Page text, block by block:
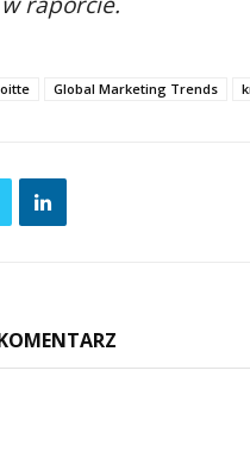
Global Marketing Trends